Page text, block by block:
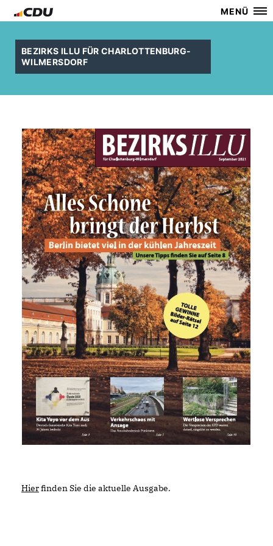
MENÜ
BEZIRKS ILLU FÜR CHARLOTTENBURG-
WILMERSDORF
Hierfinden Sie die aktuelle Ausgabe.